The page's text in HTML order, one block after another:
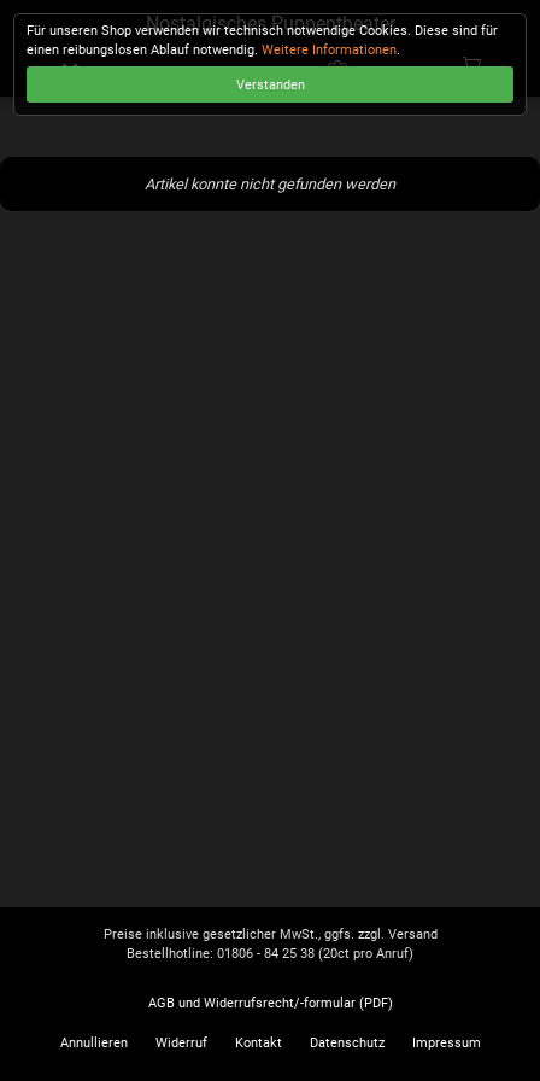
Nostalgisches Puppentheater
Artikel konnte nicht gefunden werden
Für unseren Shop verwenden wir technisch notwendige Cookies. Diese sind für
einen reibungslosen Ablauf notwendig.Weitere Informationen.
Verstanden
Preise inklusive gesetzlicher MwSt., ggfs. zzgl. Versand
Bestellhotline: 01806 - 84 25 38 (20ct pro Anruf)
AGB und Widerrufsrecht/-formular (PDF)
Annullieren Widerruf Kontakt Datenschutz Impressum